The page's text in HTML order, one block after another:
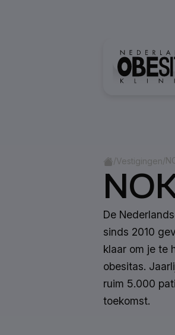
Home
/Vestigingen/
De
sinds 2010
klaar om je te
obesitas.
ruim 5.000
toekomst.